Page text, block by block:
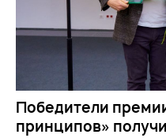
Победители
принципов»